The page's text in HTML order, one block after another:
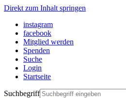
Direkt zum Inhalt springen
instagram
facebook
Mitglied werden
Spenden
Suche
Login
Startseite
Suchbegriff